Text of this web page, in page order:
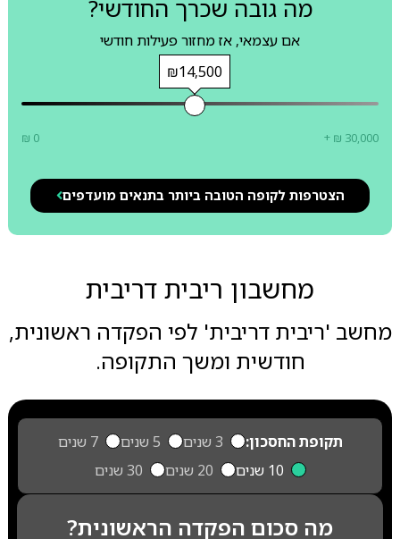
מה גובה שכרך החודשי?
אם עצמאי, אז מחזור פעילות חודשי
₪14,500
₪ 0 + ₪ 30,000
הצטרפות לקופה הטובה ביותר בתנאים מועדפים
מחשבון ריבית דריבית
מחשב 'ריבית דריבית' לפי הפקדה ראשונית,
חודשית ומשך התקופה.
תקופת החסכון: 3 שנים 5 שנים
7 שנים
10 שנים
20 שנים 30 שנים
מה סכום הפקדה הראשונית?